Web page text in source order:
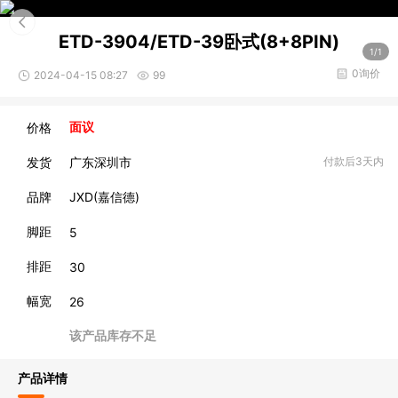
1/1
ETD-3904/ETD-39卧式(8+8PIN)
2024-04-15 08:27 99 0询价
价格 面议
发货 广东深圳市 付款后3天内
品牌 JXD(嘉信德)
脚距 5
排距 30
幅宽 26
该产品库存不足
产品详情